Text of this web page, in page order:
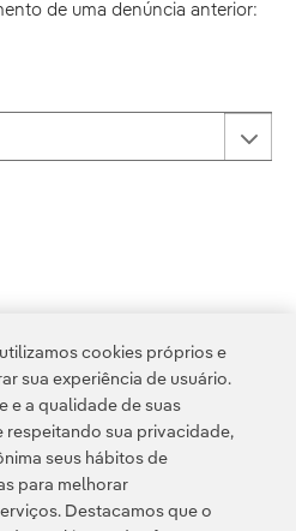
de uma denúncia anterior:
de Privacidade Informação legal
cookies próprios e
sua experiência de usuário.
e a qualidade de suas
respeitando sua privacidade,
seus hábitos de
para melhorar
Destacamos que o